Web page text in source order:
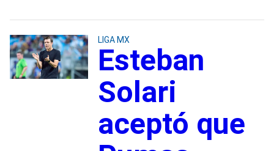
LIGA MX
Esteban
Solari
aceptó que